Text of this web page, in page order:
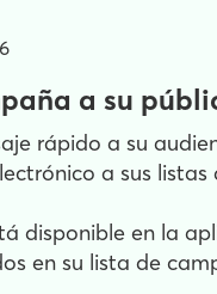
a su
rápido a su
a sus
disponible en la
en su lista de